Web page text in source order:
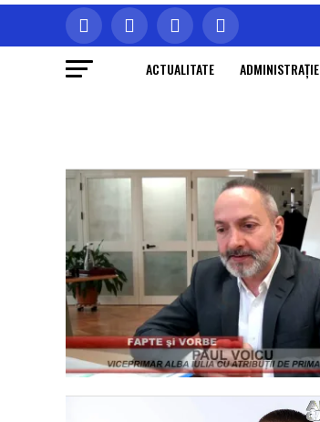
ACTUALITATE ADMINISTRAŢIE